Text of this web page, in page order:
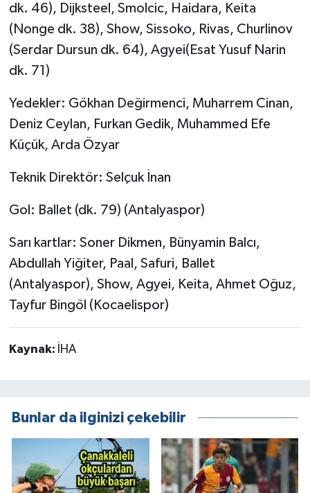
dk. 46), Dijksteel, Smolcic, Haidara, Keita
(Nonge dk. 38), Show, Sissoko, Rivas, Churlinov
(Serdar Dursun dk. 64), Agyei(Esat Yusuf Narin
dk. 71)
Yedekler: Gökhan Değirmenci, Muharrem Cinan,
Deniz Ceylan, Furkan Gedik, Muhammed Efe
Küçük, Arda Özyar
Teknik Direktör: Selçuk İnan
Gol: Ballet (dk. 79) (Antalyaspor)
Sarı kartlar: Soner Dikmen, Bünyamin Balcı,
Abdullah Yiğiter, Paal, Safuri, Ballet
(Antalyaspor), Show, Agyei, Keita, Ahmet Oğuz,
Tayfur Bingöl (Kocaelispor)
Kaynak: İHA
Bunlar da ilginizi çekebilir